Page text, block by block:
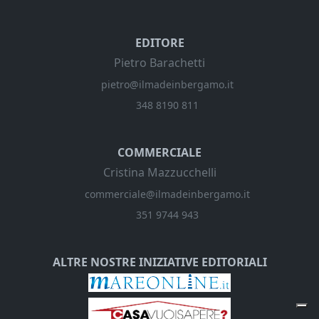
EDITORE
Pietro Barachetti
pietro@ilmadeinbergamo.it
348 8190 811
COMMERCIALE
Cristina Mazzucchelli
commerciale@ilmadeinbergamo.it
351 9744 943
ALTRE NOSTRE INIZIATIVE EDITORIALI